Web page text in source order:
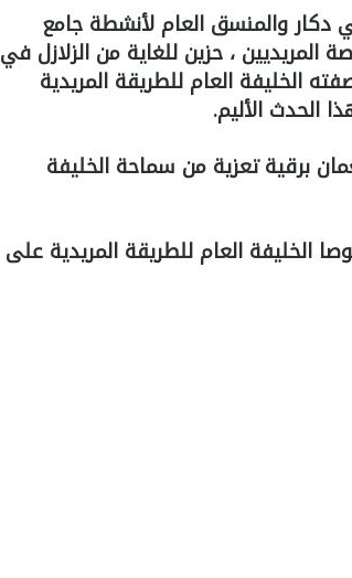
دكار والمنسق العام لأنشطة جامع
المريديين ، حزين للغاية من الزلازل في
الخليفة العام للطريقة المريدية
الحدث الأليم.
برقية تعزية من سماحة الخليفة
العام للطريقة المريدية على